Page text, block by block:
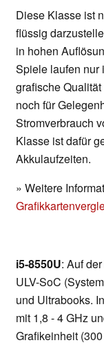
Diese Klasse ist
flüssig
in hohen
Spiele laufen nur
grafische
noch für
Stromverbrauch
Klasse ist dafür
Akkulaufzeiten.
» Weitere
i5-8550U: Auf
ULV-SoC
und Ultrabooks.
mit 1,8 - 4 GHz
Grafikeinheit